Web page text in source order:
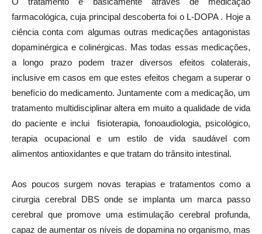
farmacológica, cuja principal descoberta foi o L-DOPA . Hoje a
ciência conta com algumas outras medicações antagonistas
dopaminérgica e colinérgicas. Mas todas essas medicações,
a longo prazo podem trazer diversos efeitos colaterais,
inclusive em casos em que estes efeitos chegam a superar o
benefício do medicamento. Juntamente com a medicação, um
tratamento multidisciplinar altera em muito a qualidade de vida
do paciente e inclui fisioterapia, fonoaudiologia, psicológico,
terapia ocupacional e um estilo de vida saudável com
alimentos antioxidantes e que tratam do trânsito intestinal.
cirurgia cerebral DBS onde se implanta um marca passo
cerebral que promove uma estimulação cerebral profunda,
capaz de aumentar os níveis de dopamina no organismo, mas